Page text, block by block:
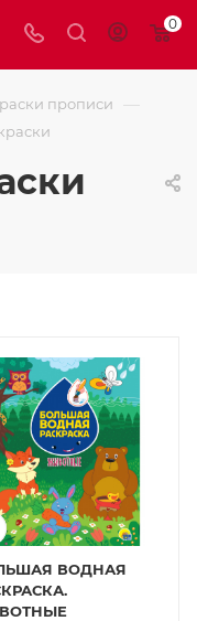
0
прописи —
ВОДНАЯ